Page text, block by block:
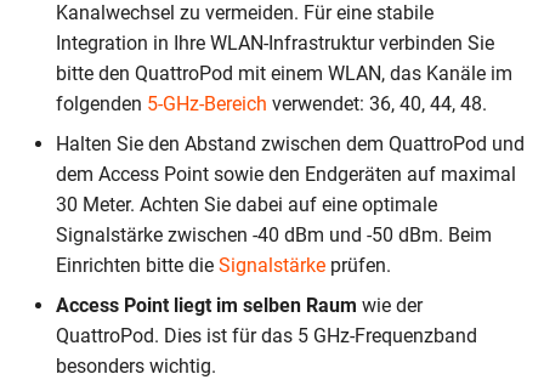
Kanalwechsel zu vermeiden. Für eine stabile
Integration in Ihre WLAN-Infrastruktur verbinden Sie
bitte den QuattroPod mit einem WLAN, das Kanäle im
folgenden 5-GHz-Bereich verwendet: 36, 40, 44, 48.
Halten Sie den Abstand zwischen dem QuattroPod und
dem Access Point sowie den Endgeräten auf maximal
30 Meter. Achten Sie dabei auf eine optimale
Signalstärke zwischen -40 dBm und -50 dBm. Beim
Einrichten bitte die Signalstärke prüfen.
Access Point liegt im selben Raum wie der
QuattroPod. Dies ist für das 5 GHz-Frequenzband
besonders wichtig.